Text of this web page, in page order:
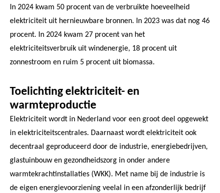
In 2024 kwam 50 procent van de verbruikte hoeveelheid
elektriciteit uit hernieuwbare bronnen. In 2023 was dat nog 46
procent. In 2024 kwam 27 procent van het
elektriciteitsverbruik uit windenergie, 18 procent uit
zonnestroom en ruim 5 procent uit biomassa.
Toelichting elektriciteit- en
warmteproductie
Elektriciteit wordt in Nederland voor een groot deel opgewekt
in elektriciteitscentrales. Daarnaast wordt elektriciteit ook
decentraal geproduceerd door de industrie, energiebedrijven,
glastuinbouw en gezondheidszorg in onder andere
warmtekrachtinstallaties (WKK). Met name bij de industrie is
de eigen energievoorziening veelal in een afzonderlijk bedrijf